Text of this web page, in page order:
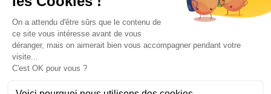
Contactez-nous
Lire les FAQs
Politique de confidentialité